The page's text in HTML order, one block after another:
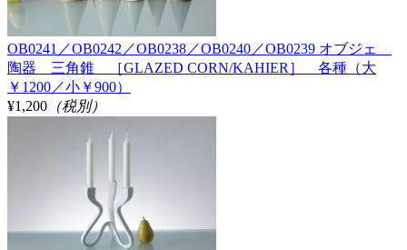
OB0241／OB0242／OB0238／OB0240／OB0239 オブジェ
陶器 三角錐 ［GLAZED CORN/KAHIER］ 各種（大
￥1200／小￥900）
¥1,200 （税別）